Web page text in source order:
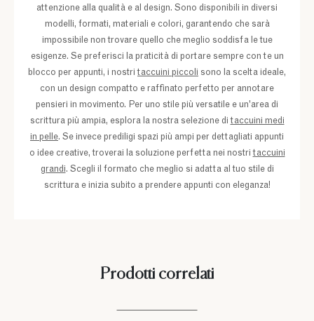
attenzione alla qualità e al design. Sono disponibili in diversi
modelli, formati, materiali e colori, garantendo che sarà
impossibile non trovare quello che meglio soddisfa le tue
esigenze. Se preferisci la praticità di portare sempre con te un
blocco per appunti, i nostritaccuini piccoli sono la scelta ideale,
con un design compatto e raffinato perfetto per annotare
pensieri in movimento. Per uno stile più versatile e un'area di
scrittura più ampia, esplora la nostra selezione ditaccuini medi
in pelle. Se invece prediligi spazi più ampi per dettagliati appunti
o idee creative, troverai la soluzione perfetta nei nostritaccuini
grandi. Scegli il formato che meglio si adatta al tuo stile di
scrittura e inizia subito a prendere appunti con eleganza!
Prodotti correlati